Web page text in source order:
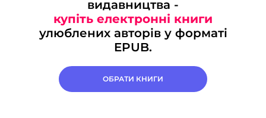
видавництва -
купіть електронні книги
улюблених авторів у форматі
EPUB.
ОБРАТИ КНИГИ